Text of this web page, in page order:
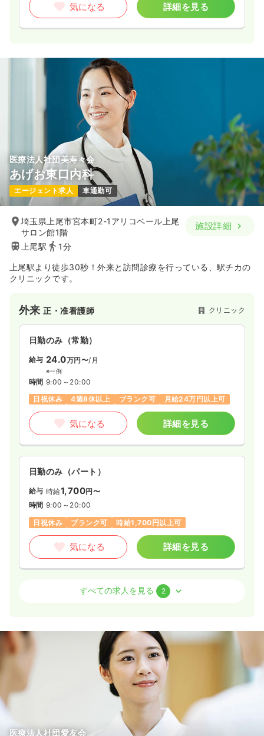
気になる 詳細を見る
医療法人社団美寿々会
あげお東口内科
エージェント求人 車通勤可
埼玉県上尾市宮本町2-1アリコベール上尾
サロン館1階
上尾駅
1分
施設詳細
上尾駅より徒歩30秒！外来と訪問診療を行っている、駅チカの
クリニックです。
外来正・准看護師 クリニック
日勤のみ（常勤）
給与 24.0万円〜/月
※一例
時間 9:00～20:00
日祝休み
4週8休以上 ブランク可 月給24万円以上可
気になる 詳細を見る
日勤のみ（パート）
給与 時給1,700円〜
時間 9:00～20:00
日祝休み
ブランク可 時給1,700円以上可
気になる 詳細を見る
正・准看護師
4週8休以上 ブランク可
詳細を見る
すべての求人を見る 2
医療法人社団愛友会